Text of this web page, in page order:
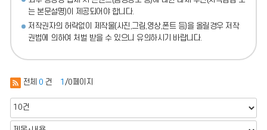
는 본문설명)이 제공되어야 합니다.
저작권자의 허락없이 제작물(사진,그림,영상,폰트 등)을 올릴경우 저작
권법에 의하여 처벌 받을 수 있으니 유의하시기 바랍니다.
전체 0 건 1 /0페이지